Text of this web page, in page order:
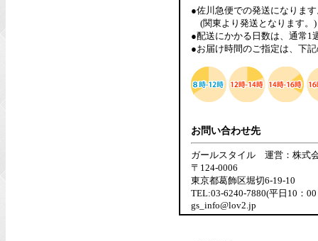
●佐川急便での発送になりま
(関東より発送となります。)
●配送にかかる日数は、通常1
●お届け時間のご指定は、下
お問い合わせ先
ガールスタイル 運営：株式
〒124-0006
東京都葛飾区堀切6-19-10
TEL:03-6240-7880(平日10：
gs_info@lov2.jp